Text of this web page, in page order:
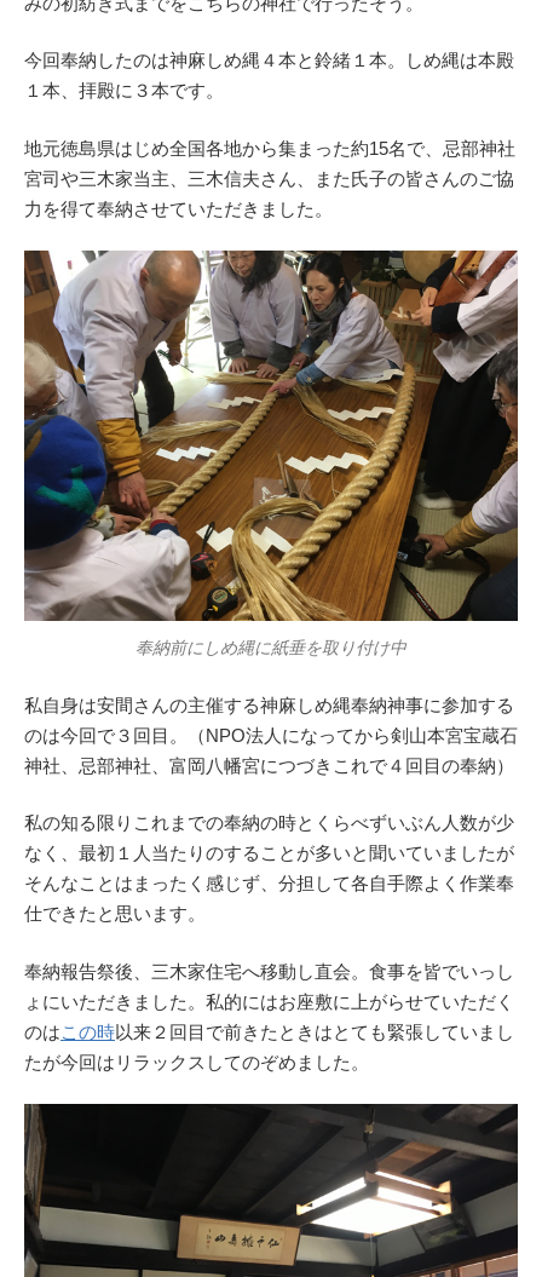
今回奉納したのは神麻しめ縄４本と鈴緒１本。しめ縄は本殿
１本、拝殿に３本です。
地元徳島県はじめ全国各地から集まった約15名で、忌部神社
宮司や三木家当主、三木信夫さん、また氏子の皆さんのご協
力を得て奉納させていただきました。
奉納前にしめ縄に紙垂を取り付け中
私自身は安間さんの主催する神麻しめ縄奉納神事に参加する
のは今回で３回目。（NPO法人になってから剣山本宮宝蔵石
神社、忌部神社、富岡八幡宮につづきこれで４回目の奉納）
私の知る限りこれまでの奉納の時とくらべずいぶん人数が少
なく、最初１人当たりのすることが多いと聞いていましたが
そんなことはまったく感じず、分担して各自手際よく作業奉
仕できたと思います。
奉納報告祭後、三木家住宅へ移動し直会。食事を皆でいっし
ょにいただきました。私的にはお座敷に上がらせていただく
のはこの時以来２回目で前きたときはとても緊張していまし
たが今回はリラックスしてのぞめました。